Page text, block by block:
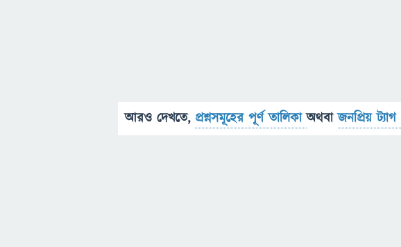
আরও দেখতে, প্রশ্নসমূহের পূর্ণ তালিকাঅথবাজনপ্রিয় ট্যাগ